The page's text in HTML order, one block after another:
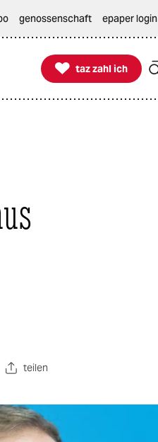
genossenschaft epaper login

taz zahl ich
taz zahl ich
teilen